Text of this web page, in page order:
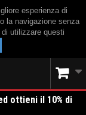
esperienza di
la navigazione senza
utilizzare questi
ottieni il 10% di